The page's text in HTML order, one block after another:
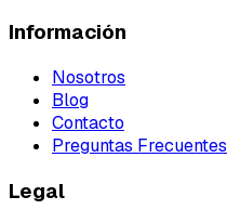
Información
Nosotros
Blog
Contacto
Preguntas Frecuentes
Legal